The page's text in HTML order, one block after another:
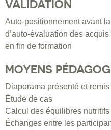
VALIDATION
Auto-positionnement avant
d’auto-évaluation des
en fin de formation
MOYENS
Diaporama présenté et
Étude de cas
Calcul des équilibres
Échanges entre les